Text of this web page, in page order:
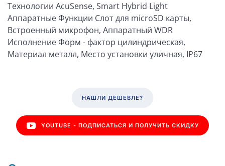
Технологии AcuSense, Smart Hybrid Light
Аппаратные Функции Слот для microSD карты,
Встроенный микрофон, Аппаратный WDR
Исполнение Форм - фактор цилиндрическая,
Материал металл, Место установки уличная, IP67
НАШЛИ ДЕШЕВЛЕ?
YOUTUBE - ПОДПИСАТЬСЯ И ПОЛУЧИТЬ СКИДКУ